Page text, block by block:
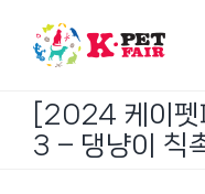
content
[2024 케이펫
3 – 댕냥이 칙